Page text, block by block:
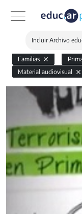
Incluir Archivo
Familias
Material audiovisual